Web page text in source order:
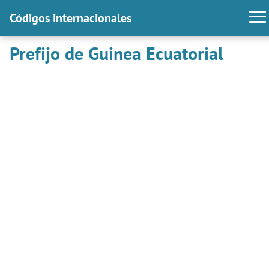
Códigos internacionales
Prefijo de Guinea Ecuatorial